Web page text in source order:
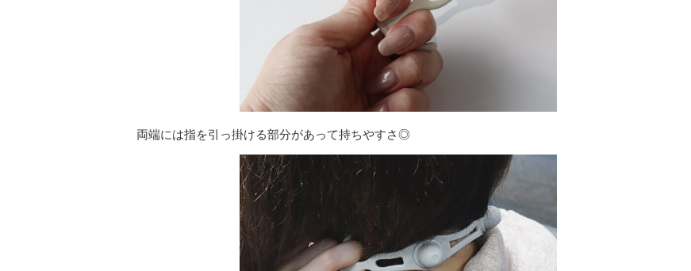
両端には指を引っ掛ける部分があって持ちやすさ◎